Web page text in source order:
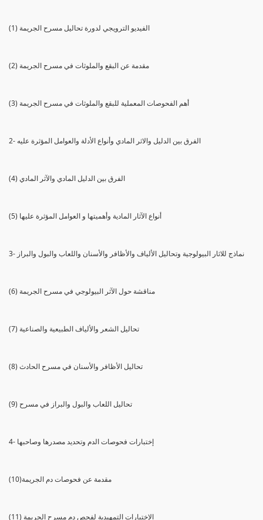
(1) الفيديو الترويجي لدورة تحاليل مسرح الجريمة
(2) مقدمة عن البقع والملوثات في مسرح الجريمة
(3) أهم الفحوصات المعملية للبقع والملوثات في مسرح الجريمة
2- الفرق بين الدليل والاثر المادي وأنواع الأدلة والعوامل المؤثرة عليه
(4) الفرق بين الدليل المادي والآثر المادي
(5) أنواع الآثار المادية وأهميتها و العوامل المؤثرة عليها
3- نماذج للاثار البيولوجية وتحاليل الألياف والأظافر والأسنان واللعاب والبول والبراز
(6) مناقشة حول الآثر البيولوجي في مسرح الجريمة
(7) تحاليل الشعر والألياف الطبيعية والصناعية
(8) تحاليل الأظافر والأسنان في مسرح الحادث
(9) تحاليل اللعاب والبول والبراز في مسرح
4- إختبارات فحوصات الدم وتحديد مصدرها وصاحبها
(10)مقدمة عن فحوصات دم الجريمة
(11) الإختبارات التمهيدية لفحص دم مسرح الجريمة